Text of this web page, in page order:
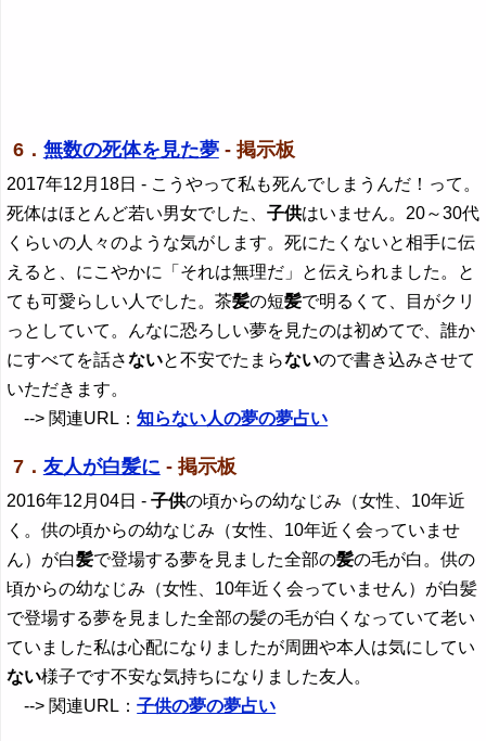
6． 無数の死体を見た夢- 掲示板
2017年12月18日 - こうやって私も死んでしまうんだ！って。
死体はほとんど若い男女でした、子供はいません。20～30代
くらいの人々のような気がします。死にたくないと相手に伝
えると、にこやかに「それは無理だ」と伝えられました。と
ても可愛らしい人でした。茶髪の短髪で明るくて、目がクリ
っとしていて。んなに恐ろしい夢を見たのは初めてで、誰か
にすべてを話さないと不安でたまらないので書き込みさせて
いただきます。
--> 関連URL：知らない人の夢の夢占い
7． 友人が白髪に - 掲示板
2016年12月04日 -子供の頃からの幼なじみ（女性、10年近
く。供の頃からの幼なじみ（女性、10年近く会っていませ
ん）が白髪で登場する夢を見ました全部の髪の毛が白。供の
頃からの幼なじみ（女性、10年近く会っていません）が白髪
で登場する夢を見ました全部の髪の毛が白くなっていて老い
ていました私は心配になりましたが周囲や本人は気にしてい
ない様子です不安な気持ちになりました友人。
--> 関連URL：子供の夢の夢占い